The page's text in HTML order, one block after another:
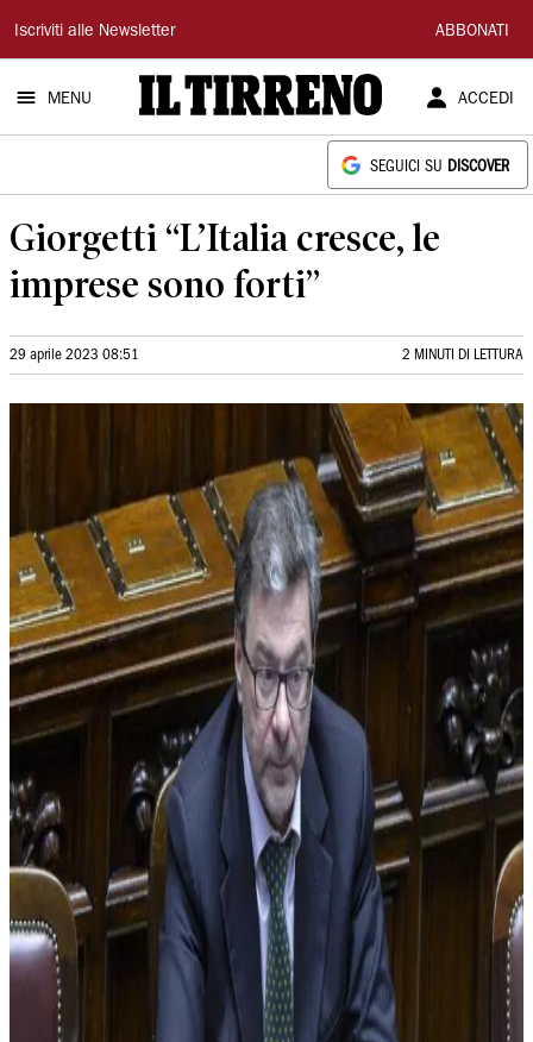
Il
Tirreno
Iscriviti alle Newsletter ABBONATI
MENU ACCEDI
SEGUICI SU DISCOVER
Giorgetti “L’Italia cresce, le
imprese sono forti”
29 aprile 2023 08:51 2 MINUTI DI LETTURA